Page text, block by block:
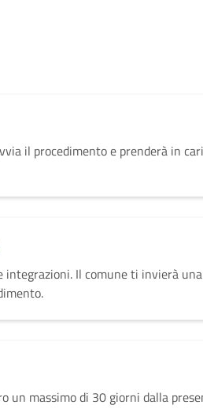
il procedimento e prenderà in
Il comune ti invierà
un massimo di 30 giorni dalla